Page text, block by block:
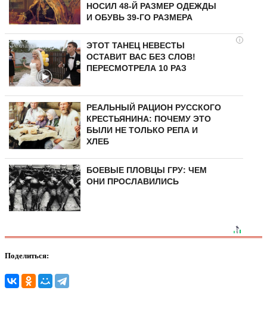
НОСИЛ 48-Й РАЗМЕР ОДЕЖДЫ
И ОБУВЬ 39-ГО РАЗМЕРА
i
ЭТОТ ТАНЕЦ НЕВЕСТЫ
ОСТАВИТ ВАС БЕЗ СЛОВ!
ПЕРЕСМОТРЕЛА 10 РАЗ
РЕАЛЬНЫЙ РАЦИОН РУССКОГО
КРЕСТЬЯНИНА: ПОЧЕМУ ЭТО
БЫЛИ НЕ ТОЛЬКО РЕПА И
ХЛЕБ
БОЕВЫЕ ПЛОВЦЫ ГРУ: ЧЕМ
ОНИ ПРОСЛАВИЛИСЬ
Поделиться: